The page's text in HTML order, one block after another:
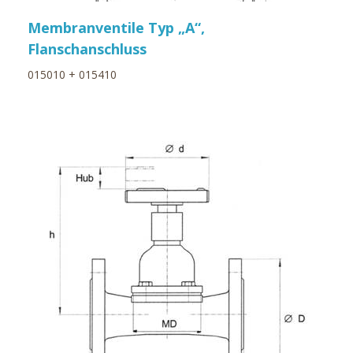
Membranventile Typ „A“,
Flanschanschluss
015010 + 015410